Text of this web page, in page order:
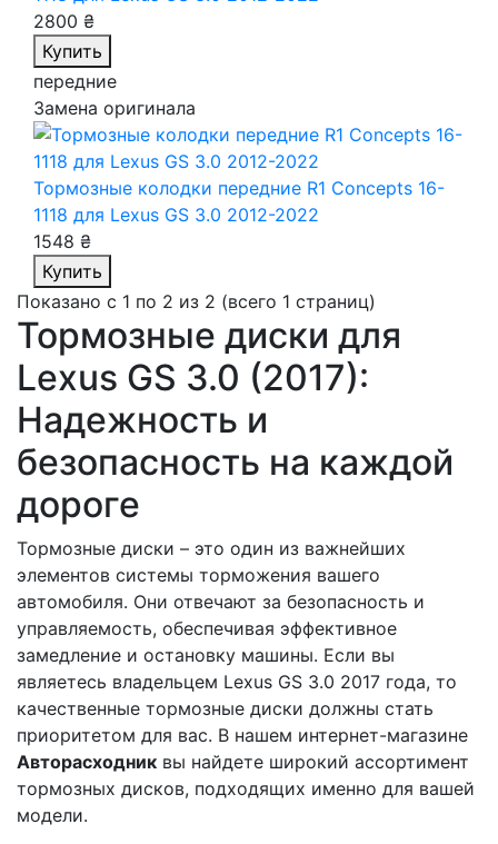
2800 ₴
Купить
передние
Замена оригинала
Тормозные колодки передние R1 Concepts 16-
1118 для Lexus GS 3.0 2012-2022
1548 ₴
Купить
Показано с 1 по 2 из 2 (всего 1 страниц)
Тормозные диски для
Lexus GS 3.0 (2017):
Надежность и
безопасность на каждой
дороге
Тормозные диски – это один из важнейших
элементов системы торможения вашего
автомобиля. Они отвечают за безопасность и
управляемость, обеспечивая эффективное
замедление и остановку машины. Если вы
являетесь владельцем Lexus GS 3.0 2017 года, то
качественные тормозные диски должны стать
приоритетом для вас. В нашем интернет-магазине
Авторасходник вы найдете широкий ассортимент
тормозных дисков, подходящих именно для вашей
модели.